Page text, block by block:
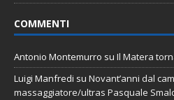
COMMENTI
Antonio Montemurro su Il Matera
Luigi Manfredi su Novant’anni dal
massaggiatore/ultras Pasquale